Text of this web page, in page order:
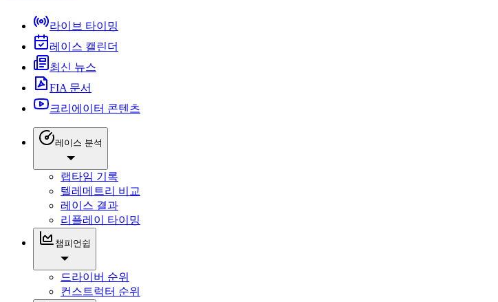
라이브 타이밍
레이스 캘린더
최신 뉴스
FIA 문서
크리에이터 콘텐츠
레이스 분석
랩타임 기록
텔레메트리 비교
레이스 결과
리플레이 타이밍
챔피언쉽
드라이버 순위
컨스트럭터 순위